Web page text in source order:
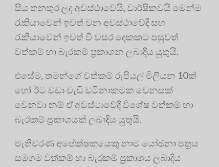
සිය තනතුර ලද අවස්ථාවෙයි, වාර්ෂිකවයි මෙන්ම
රැකියාවෙන් ඉවත් වන අවස්ථාවේදී සහ
රැකියාවෙන් ඉවත් වී වසර දෙකකට පසුවත්
වත්කම් හා බැරකම් ප්‍රකාශන ලබාදිය යුතුයි.
එසේම, තමන්ගේ වත්කම් රුපියල් මිලියන 10ක්
හෝ ඊට වඩා වැඩි වටිනාකමක වෙනසක්
වෙනවා නම් ඒ අවස්ථාවේදී විශේෂ වත්කම් හා
බැරකම් ප්‍රකාශයක් ලබාදිය යුතුයි.
මැතිවරණ අපේක්ෂකයෙකු නාම යෝජනා පත්‍රය
සමගම වත්කම් හා බැරකම් ප්‍රකාශය ලබාදිය